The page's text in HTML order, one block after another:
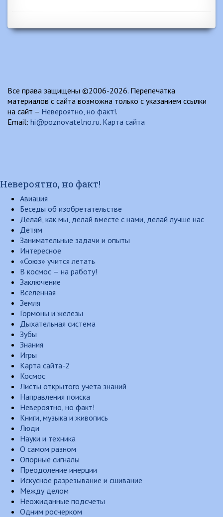
Все права защищены ©2006-2026. Перепечатка
материалов с сайта возможна только с указанием ссылки
на сайт – Невероятно, но факт!.
Email: hi@poznovatelno.ru. Карта сайта
Невероятно, но факт!
Авиация
Беседы об изобретательстве
Делай, как мы, делай вместе с нами, делай лучше нас
Детям
Занимательные задачи и опыты
Интересное
«Союз» учится летать
В космос — на работу!
Заключение
Вселенная
Земля
Гормоны и железы
Дыхательная система
Зубы
Знания
Игры
Карта сайта-2
Космос
Листы открытого учета знаний
Направления поиска
Невероятно, но факт!
Книги, музыка и живопись
Люди
Науки и техника
О самом разном
Опорные сигналы
Преодоление инерции
Искусное разрезывание и сшивание
Между делом
Неожиданные подсчеты
Одним росчерком